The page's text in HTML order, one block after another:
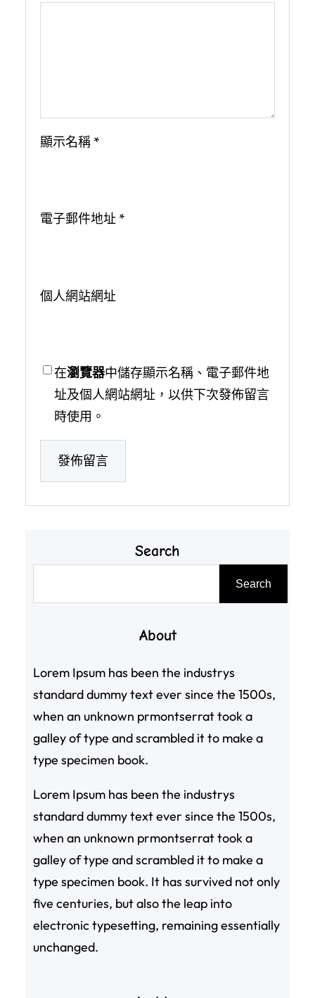
顯示名稱 *
電子郵件地址 *
個人網站網址
在瀏覽器中儲存顯示名稱、電子郵件地
址及個人網站網址，以供下次發佈留言
時使用。
Search
Search
About
Lorem Ipsum has been the industrys
standard dummy text ever since the 1500s,
when an unknown prmontserrat took a
galley of type and scrambled it to make a
type specimen book.
Lorem Ipsum has been the industrys
standard dummy text ever since the 1500s,
when an unknown prmontserrat took a
galley of type and scrambled it to make a
type specimen book. It has survived not only
five centuries, but also the leap into
electronic typesetting, remaining essentially
unchanged.